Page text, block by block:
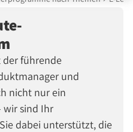
der führende
und
nicht nur ein
wir sind Ihr
dabei unterstützt, die